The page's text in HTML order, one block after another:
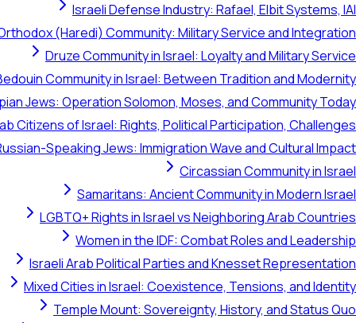
Israeli Defense Industry: Rafael, Elbit Systems, IAI
(Haredi) Community: Military Service and Integration
Druze Community in Israel: Loyalty and Military Service
Community in Israel: Between Tradition and Modernity
Jews: Operation Solomon, Moses, and Community Today
Citizens of Israel: Rights, Political Participation, Challenges
Speaking Jews: Immigration Wave and Cultural Impact
Circassian Community in Israel
Samaritans: Ancient Community in Modern Israel
LGBTQ+ Rights in Israel vs Neighboring Arab Countries
Women in the IDF: Combat Roles and Leadership
Israeli Arab Political Parties and Knesset Representation
Mixed Cities in Israel: Coexistence, Tensions, and Identity
Temple Mount: Sovereignty, History, and Status Quo